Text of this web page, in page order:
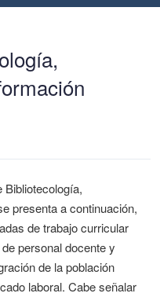
Bibliotecología,
presenta a continuación,
de trabajo curricular
personal docente y
de la población
laboral. Cabe señalar